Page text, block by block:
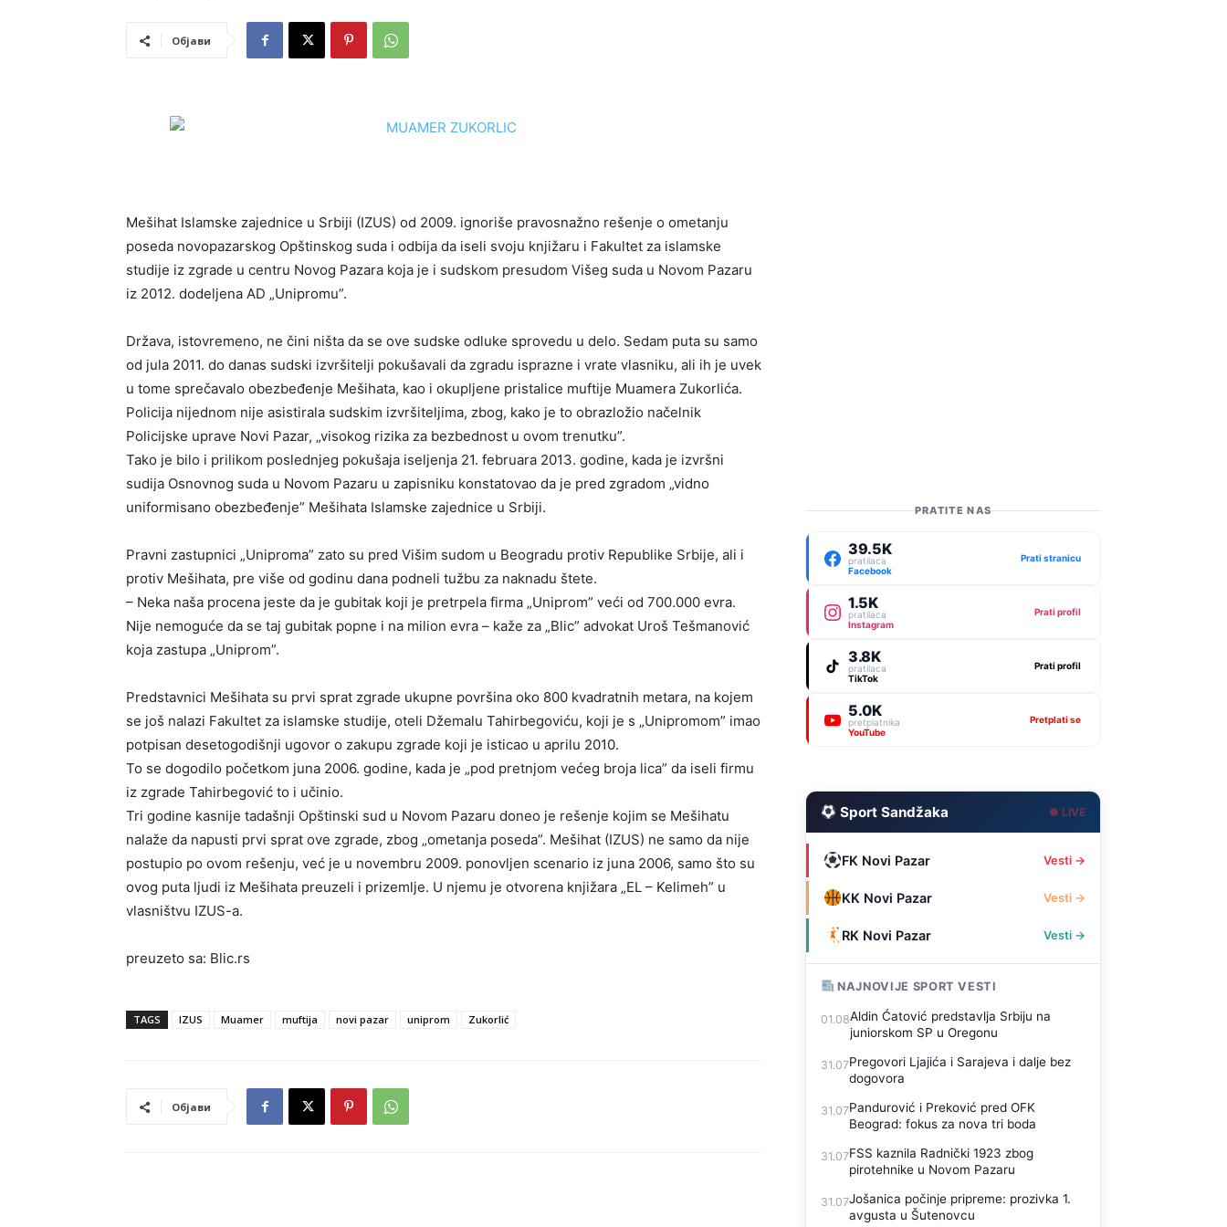
Објави
Mešihat Islamske zajednice u Srbiji (IZUS) od 2009. ignoriše pravosnažno rešenje o ometanju
poseda novopazarskog Opštinskog suda i odbija da iseli svoju knjižaru i Fakultet za islamske
studije iz zgrade u centru Novog Pazara koja je i sudskom presudom Višeg suda u Novom Pazaru
iz 2012. dodeljena AD „Unipromu”.
Država, istovremeno, ne čini ništa da se ove sudske odluke sprovedu u delo. Sedam puta su samo
od jula 2011. do danas sudski izvršitelji pokušavali da zgradu isprazne i vrate vlasniku, ali ih je uvek
u tome sprečavalo obezbeđenje Mešihata, kao i okupljene pristalice muftije Muamera Zukorlića.
Policija nijednom nije asistirala sudskim izvršiteljima, zbog, kako je to obrazložio načelnik
Policijske uprave Novi Pazar, „visokog rizika za bezbednost u ovom trenutku”.
Tako je bilo i prilikom poslednjeg pokušaja iseljenja 21. februara 2013. godine, kada je izvršni
sudija Osnovnog suda u Novom Pazaru u zapisniku konstatovao da je pred zgradom „vidno
uniformisano obezbeđenje” Mešihata Islamske zajednice u Srbiji.
Pravni zastupnici „Uniproma” zato su pred Višim sudom u Beogradu protiv Republike Srbije, ali i
protiv Mešihata, pre više od godinu dana podneli tužbu za naknadu štete.
– Neka naša procena jeste da je gubitak koji je pretrpela firma „Uniprom” veći od 700.000 evra.
Nije nemoguće da se taj gubitak popne i na milion evra – kaže za „Blic” advokat Uroš Tešmanović
koja zastupa „Uniprom”.
Predstavnici Mešihata su prvi sprat zgrade ukupne površina oko 800 kvadratnih metara, na kojem
se još nalazi Fakultet za islamske studije, oteli Džemalu Tahirbegoviću, koji je s „Unipromom” imao
potpisan desetogodišnji ugovor o zakupu zgrade koji je isticao u aprilu 2010.
To se dogodilo početkom juna 2006. godine, kada je „pod pretnjom većeg broja lica” da iseli firmu
iz zgrade Tahirbegović to i učinio.
Tri godine kasnije tadašnji Opštinski sud u Novom Pazaru doneo je rešenje kojim se Mešihatu
nalaže da napusti prvi sprat ove zgrade, zbog „ometanja poseda”. Mešihat (IZUS) ne samo da nije
postupio po ovom rešenju, već je u novembru 2009. ponovljen scenario iz juna 2006, samo što su
ovog puta ljudi iz Mešihata preuzeli i prizemlje. U njemu je otvorena knjižara „EL – Kelimeh” u
vlasništvu IZUS-a.
preuzeto sa: Blic.rs
TAGS IZUS Muamer muftija novi pazar uniprom Zukorlić
Објави
PRATITE NAS
39.5K
pratilaca
Facebook
Prati stranicu
1.5K
pratilaca
Instagram
Prati profil
3.8K
pratilaca
TikTok
Prati profil
5.0K
pretplatnika
YouTube
Pretplati se
Sport Sandžaka ● LIVE
FK Novi Pazar Vesti →
KK Novi Pazar Vesti →
RK Novi Pazar Vesti →
NAJNOVIJE SPORT VESTI
01.08Aldin Ćatović predstavlja Srbiju na
juniorskom SP u Oregonu
31.07Pregovori Ljajića i Sarajeva i dalje bez
dogovora
31.07Pandurović i Preković pred OFK
Beograd: fokus za nova tri boda
31.07FSS kaznila Radnički 1923 zbog
pirotehnike u Novom Pazaru
31.07Jošanica počinje pripreme: prozivka 1.
avgusta u Šutenovcu